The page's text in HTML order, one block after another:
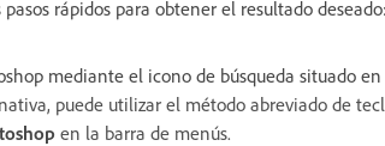
rápidos para obtener el resultado deseado:
mediante el icono de búsqueda situado
puede utilizar el método abreviado de
en la barra de menús.